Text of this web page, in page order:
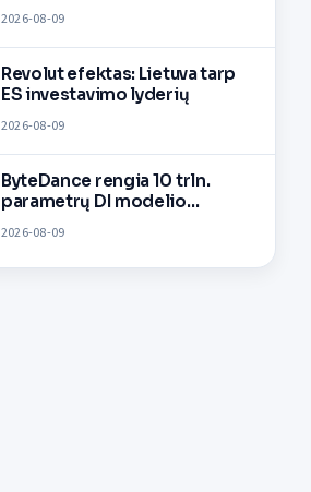
2026-08-09
Revolut efektas: Lietuva tarp
ES investavimo lyderių
2026-08-09
ByteDance rengia 10 trln.
parametrų DI modelio
2026-08-09